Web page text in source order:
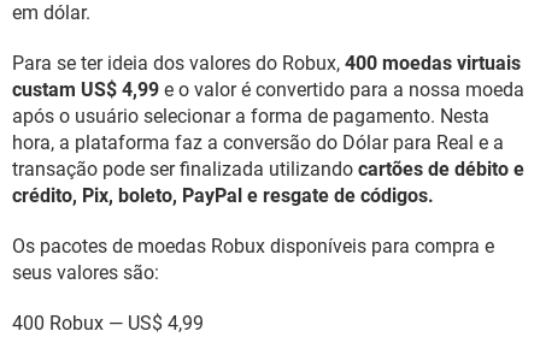
em dólar.
Para se ter ideia dos valores do Robux, 400 moedas virtuais
custam US$ 4,99 e o valor é convertido para a nossa moeda
após o usuário selecionar a forma de pagamento. Nesta
hora, a plataforma faz a conversão do Dólar para Real e a
transação pode ser finalizada utilizando cartões de débito e
crédito, Pix, boleto, PayPal e resgate de códigos.
Os pacotes de moedas Robux disponíveis para compra e
seus valores são:
400 Robux — US$ 4,99